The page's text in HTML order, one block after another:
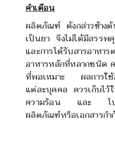
คำเตือน
ผลิตภัณฑ์ ดังกล่าวข้าง
เป็นยา จึงไม่ได้มีสรรพ
และการได้รับสารอาหาร
อาหารหลักที่หลากชนิด
ที่พอเหมาะ ผลการใช้
แต่ละบุคคล ควรเก็บไ
ความร้อน และ โปร
ผลิตภัณฑ์หรือเอกสารก